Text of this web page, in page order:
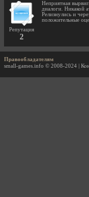
Репутация
2
Неприятная
диалоги. Никакой
Релизнулись и
положительные
Правообладателям
small-games.info © 2008-2024 |